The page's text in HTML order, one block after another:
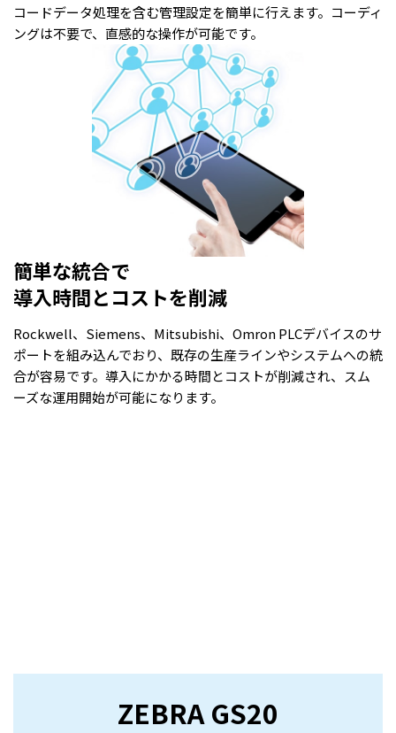
コードデータ処理を含む管理設定を簡単に行えます。コーディ
ングは不要で、直感的な操作が可能です。
簡単な統合で
導入時間とコストを削減
Rockwell、Siemens、Mitsubishi、Omron PLCデバイスのサ
ポートを組み込んでおり、既存の生産ラインやシステムへの統
合が容易です。導入にかかる時間とコストが削減され、スム
ーズな運用開始が可能になります。
ZEBRA GS20